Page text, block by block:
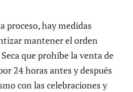
proceso, hay medidas
mantener el orden
que prohíbe la venta de
24 horas antes y después
con las celebraciones y